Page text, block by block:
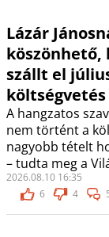
Lázár
köszönhető,
szállt el
költségvetés
A hangzatos
nem történt a
nagyobb tételt
– tudta meg a
2026.08.10 16:35
6
4